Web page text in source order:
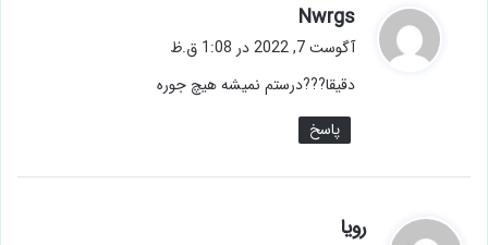
Nwrgs
ف
:
آگوست 7, 2022 در 1:08 ق.ظ
دقیقا???درستم نمیشه هیچ جوره
پاسخ
رویا